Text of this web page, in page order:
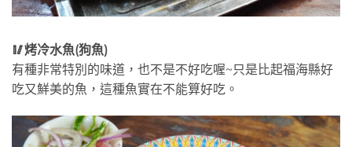
🥢烤冷水魚(狗魚)
有種非常特別的味道，也不是不好吃喔~只是比起福海縣好
吃又鮮美的魚，這種魚實在不能算好吃。